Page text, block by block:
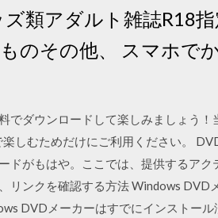
類アダルト雑誌R18
のその他、 スマホで
ダウンロードして楽しみましょう！
しむためだけにご利用ください。
ドがもはや。ここでは、提供するア
リンクを確認する方法 Windows
DVDメーカーはすでにインストー